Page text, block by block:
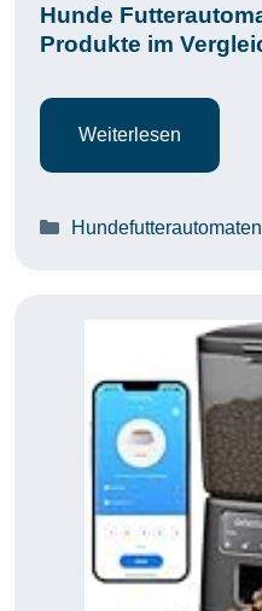
Hunde
Produkte im
Weiterlesen
Kategorien
Hundefutterautomaten